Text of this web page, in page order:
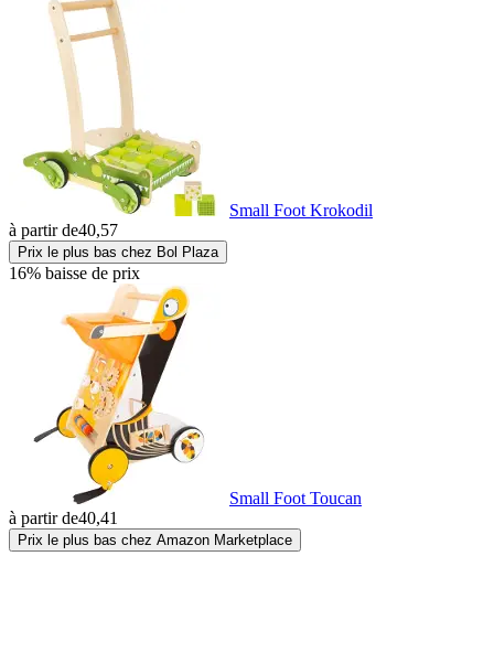
Small Foot Krokodil
à partir de40,57
Prix le plus bas chez Bol Plaza
16% baisse de prix
Small Foot Toucan
à partir de40,41
Prix le plus bas chez Amazon Marketplace